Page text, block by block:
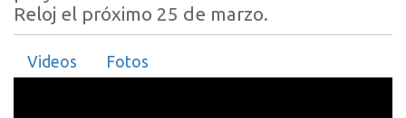
Reloj el próximo 25 de marzo.
Videos Fotos